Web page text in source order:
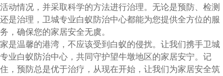
活动情况，并采取科学的方法进行治理。无论是预防、检测
还是治理，卫城专业白蚁防治中心都能为您提供全方位的服
务，确保您的家居安全无虞。
家是温馨的港湾，不应该受到白蚁的侵扰。让我们携手卫城
专业白蚁防治中心，共同守护望牛墩地区的家居安宁。记
住，预防总是优于治疗，从现在开始，让我们为家居安全筑